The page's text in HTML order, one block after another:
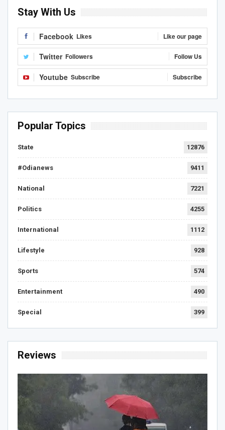
Stay With Us
Facebook Likes Like our page
Twitter Followers Follow Us
Youtube Subscribe Subscribe
Popular Topics
State 12876
#Odianews 9411
National 7221
Politics 4255
International 1112
Lifestyle 928
Sports 574
Entertainment 490
Special 399
Reviews